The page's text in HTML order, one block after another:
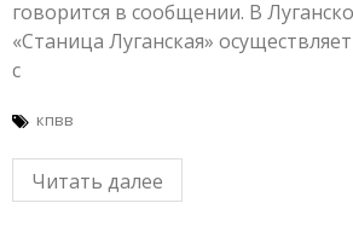
говорится в сообщении. В
«Станица Луганская»
с
кпвв
Читать далее